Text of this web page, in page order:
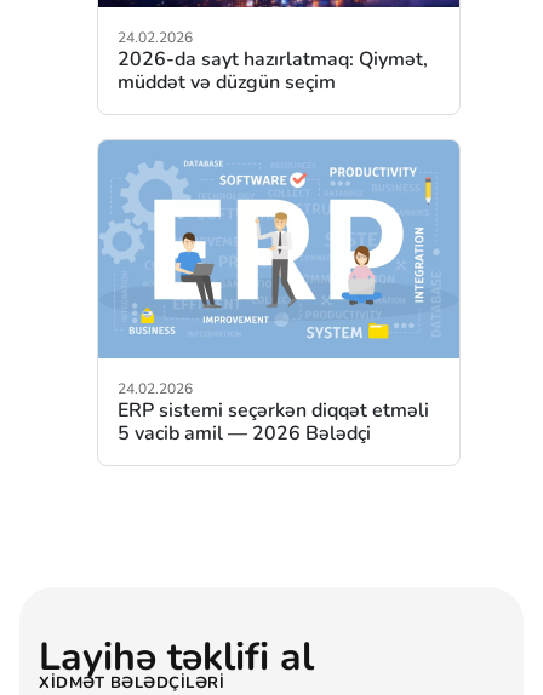
24.02.2026
2026-da sayt hazırlatmaq: Qiymət,
müddət və düzgün seçim
24.02.2026
ERP sistemi seçərkən diqqət etməli
5 vacib amil — 2026 Bələdçi
XIDMƏT BƏLƏDÇILƏRI
Layihə təklifi al